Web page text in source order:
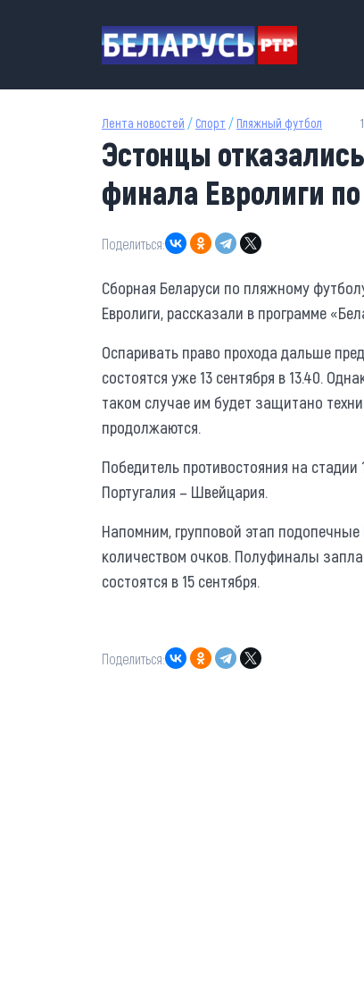
Лента новостей / Спорт / Пляжный футбол
Эстонцы
финала Евролиги
Поделиться:
Сборная Беларуси по пляжному
Евролиги, рассказали в программе
Оспаривать право прохода дальше
состоятся уже 13 сентября в 13.40.
таком случае им будет защитано
продолжаются.
Победитель противостояния на
Португалия – Швейцария.
Напомним, групповой этап
количеством очков. Полуфиналы
состоятся в 15 сентября.
Поделиться: